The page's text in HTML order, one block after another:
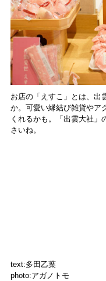
お店の「えすこ」とは、出
か。可愛い縁結び雑貨やア
くれるかも。「出雲大社」
さいね。
text:多田乙葉
photo:アガノトモ